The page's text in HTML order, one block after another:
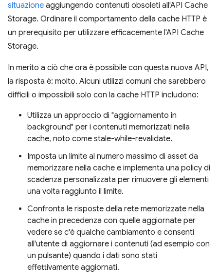
situazione aggiungendo contenuti obsoleti all'API Cache
Storage. Ordinare il comportamento della cache HTTP è
un prerequisito per utilizzare efficacemente l'API Cache
Storage.
In merito a ciò che ora è possibile con questa nuova API,
la risposta è: molto. Alcuni utilizzi comuni che sarebbero
difficili o impossibili solo con la cache HTTP includono:
Utilizza un approccio di "aggiornamento in
background" per i contenuti memorizzati nella
cache, noto come stale-while-revalidate.
Imposta un limite al numero massimo di asset da
memorizzare nella cache e implementa una policy di
scadenza personalizzata per rimuovere gli elementi
una volta raggiunto il limite.
Confronta le risposte della rete memorizzate nella
cache in precedenza con quelle aggiornate per
vedere se c'è qualche cambiamento e consenti
all'utente di aggiornare i contenuti (ad esempio con
un pulsante) quando i dati sono stati
effettivamente aggiornati.